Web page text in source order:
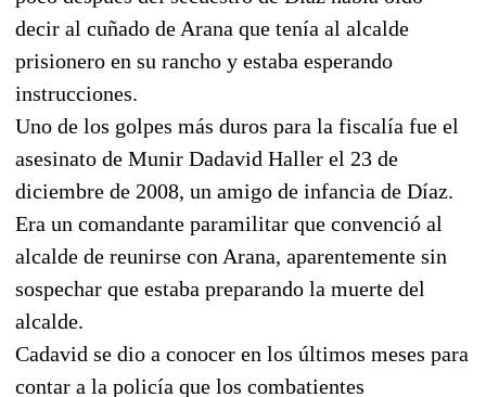
decir al cuñado de Arana que tenía al alcalde
prisionero en su rancho y estaba esperando
instrucciones.
Uno de los golpes más duros para la fiscalía fue el
asesinato de Munir Dadavid Haller el 23 de
diciembre de 2008, un amigo de infancia de Díaz.
Era un comandante paramilitar que convenció al
alcalde de reunirse con Arana, aparentemente sin
sospechar que estaba preparando la muerte del
alcalde.
Cadavid se dio a conocer en los últimos meses para
contar a la policía que los combatientes